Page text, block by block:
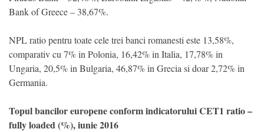
Bank of Greece – 38,67%.
NPL ratio pentru toate cele trei banci romanesti este 13,58%,
comparativ cu 7% in Polonia, 16,42% in Italia, 17,78% in
Ungaria, 20,5% in Bulgaria, 46,87% in Grecia si doar 2,72% in
Germania.
Topul bancilor europene conform indicatorului CET1 ratio –
fully loaded (%), iunie 2016